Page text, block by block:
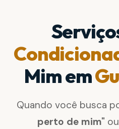
Mim em
Quando você busca
perto de mim" ou